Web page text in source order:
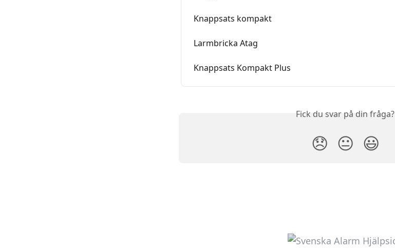
Knappsats kompakt
Larmbricka Atag
Knappsats Kompakt Plus
Fick du svar på din fråga?
😞 😐 😃